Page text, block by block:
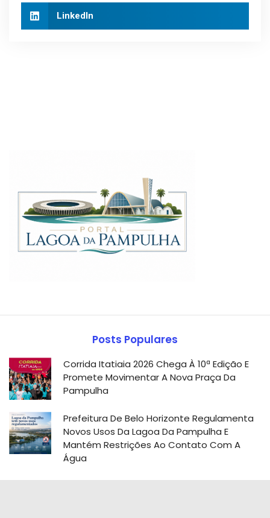
LinkedIn
Posts Populares
Corrida Itatiaia 2026 Chega À 10ª Edição E
Promete Movimentar A Nova Praça Da
Pampulha
Prefeitura De Belo Horizonte Regulamenta
Novos Usos Da Lagoa Da Pampulha E
Mantém Restrições Ao Contato Com A
Água